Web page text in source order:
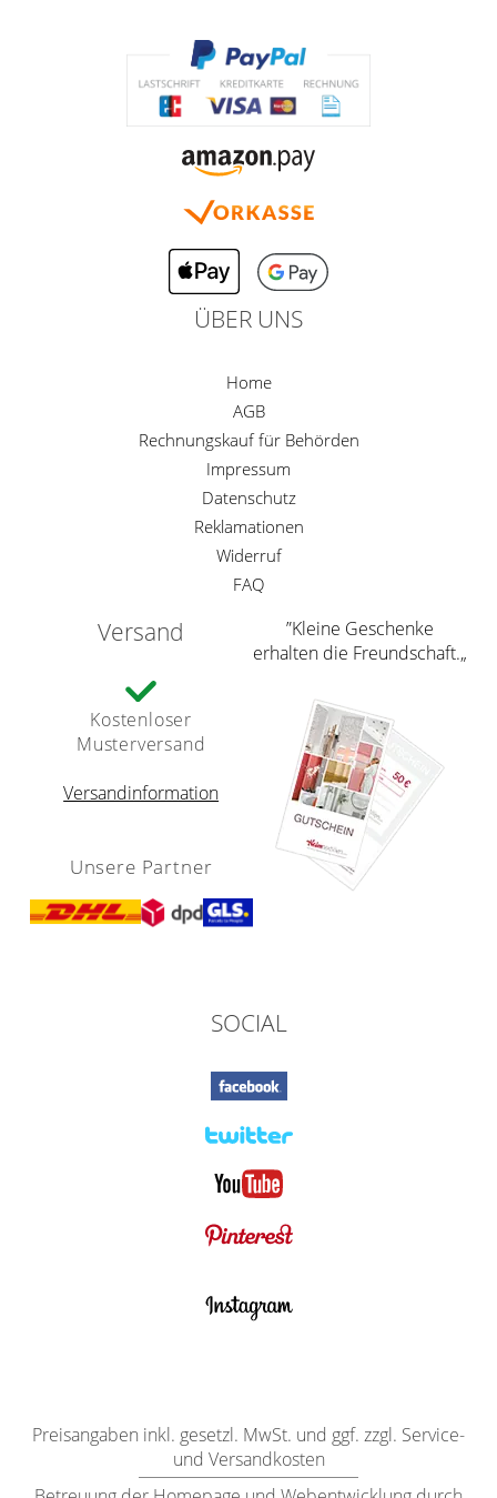
ÜBER UNS
Home
AGB
Rechnungskauf für Behörden
Impressum
Datenschutz
Reklamationen
Widerruf
FAQ
Versand
Kostenloser
Musterversand
Versandinformation
Unsere Partner
”Kleine Geschenke
erhalten die Freundschaft.„
SOCIAL
Preisangaben inkl. gesetzl. MwSt. und ggf. zzgl. Service-
und Versandkosten